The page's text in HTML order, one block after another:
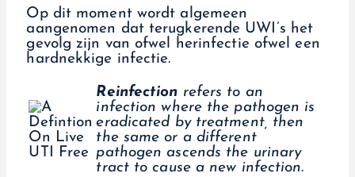
Op dit moment wordt algemeen
aangenomen dat terugkerende UWI’s het
gevolg zijn van ofwel herinfectie ofwel een
hardnekkige infectie.
Reinfection refers to an
infection where the pathogen is
eradicated by treatment, then
the same or a different
pathogen ascends the urinary
tract to cause a new infection.